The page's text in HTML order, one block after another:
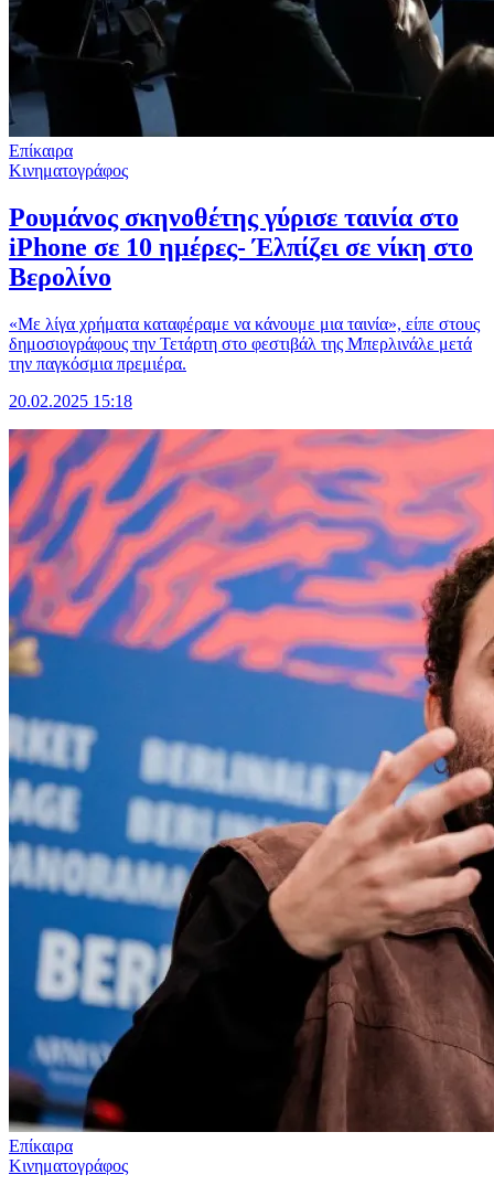
Επίκαιρα
Κινηματογράφος
Ρουμάνος σκηνοθέτης γύρισε ταινία στο
iPhone σε 10 ημέρες- Έλπίζει σε νίκη στο
Βερολίνο
«Με λίγα χρήματα καταφέραμε να κάνουμε μια ταινία», είπε στους
δημοσιογράφους την Τετάρτη στο φεστιβάλ της Μπερλινάλε μετά
την παγκόσμια πρεμιέρα.
20.02.2025 15:18
Επίκαιρα
Κινηματογράφος